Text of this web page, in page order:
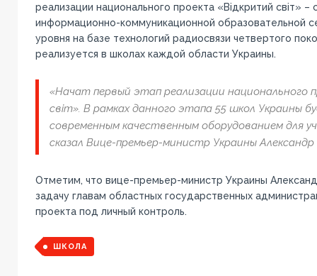
реализации национального проекта «Відкритий світ» –
информационно-коммуникационной образовательной
уровня на базе технологий радиосвязи четвертого
реализуется в школах каждой области Украины.
«Начат первый этап реализации национального
світ». В рамках данного этапа 55 школ Украины
современным качественным оборудованием для
сказал Вице-премьер-министр Украины Александр
Отметим, что вице-премьер-министр Украины
задачу главам областных государственных
проекта под личный контроль.
ШКОЛА